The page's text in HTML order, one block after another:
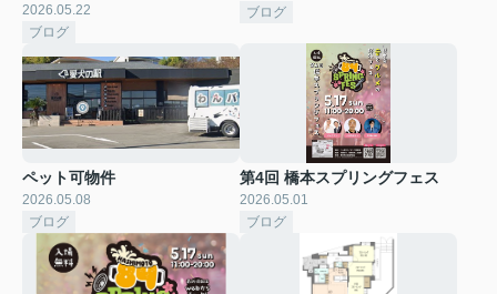
2026.05.22
ブログ
ブログ
ペット可物件
2026.05.08
ブログ
第4回 橋本スプリングフェス
2026.05.01
ブログ